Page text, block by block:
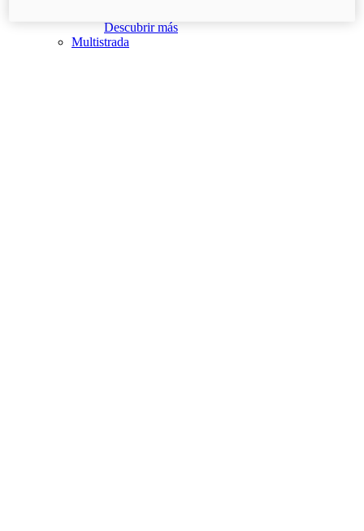
Descubrir más
Multistrada